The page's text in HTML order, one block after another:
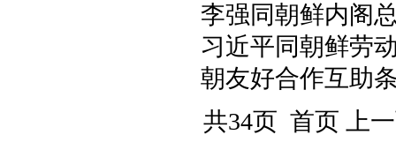
李强同朝鲜内阁
习近平同朝鲜劳
朝友好合作互助
共34页 首页 上